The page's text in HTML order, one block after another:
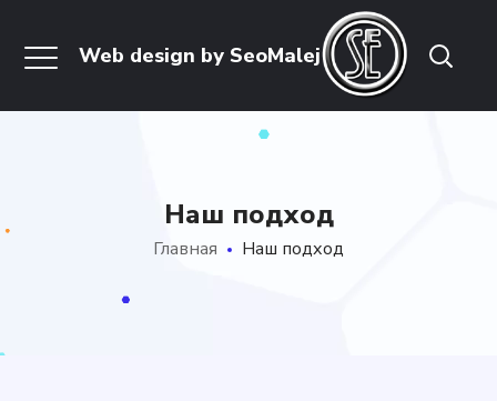
Наш подход
Главная Наш подход